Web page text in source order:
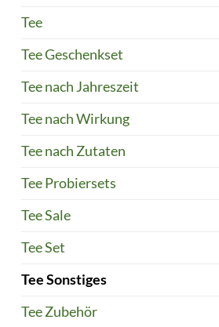
Tee
Tee Geschenkset
Tee nach Jahreszeit
Tee nach Wirkung
Tee nach Zutaten
Tee Probiersets
Tee Sale
Tee Set
Tee Sonstiges
Tee Zubehör